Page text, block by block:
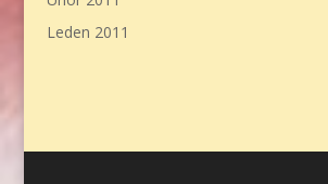
Leden 2011